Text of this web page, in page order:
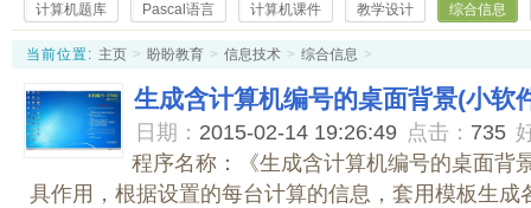
计算机题库 Pascal语言 计算机课件 教学设计 综合信息
当前位置: 主页 > 盼盼教育 > 信息技术 > 综合信息 >
生成含计算机编号的桌面背景(小软
日期： 2015-02-14 19:26:49 点击： 735
程序名称：《生成含计算机编号的桌面背
具作用，根据设置的每台计算的信息，套用模板生成